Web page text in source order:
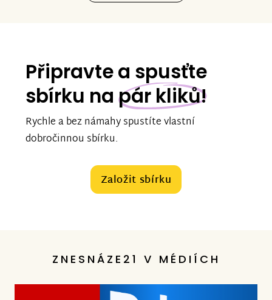
Připravte a spusťte
sbírku na pár kliků!
Rychle a bez námahy spustíte vlastní
dobročinnou sbírku.
Založit sbírku
ZNESNÁZE21 V MÉDIÍCH